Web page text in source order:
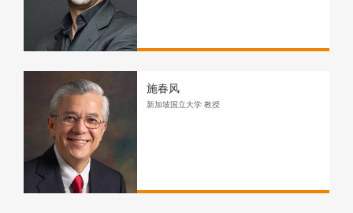
施春风
新加坡国立大学 教授